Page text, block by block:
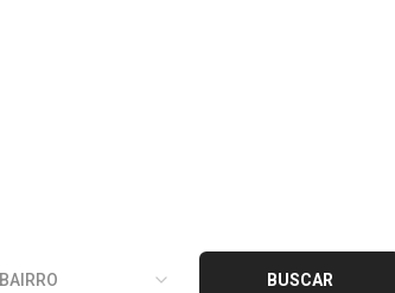
BAIRRO BUSCAR